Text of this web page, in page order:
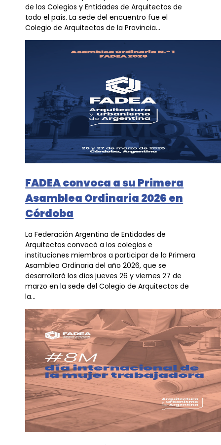
de los Colegios y Entidades de Arquitectos de
todo el país. La sede del encuentro fue el
Colegio de Arquitectos de la Provincia...
FADEA convoca a su Primera
Asamblea Ordinaria 2026 en
Córdoba
La Federación Argentina de Entidades de
Arquitectos convocó a los colegios e
instituciones miembros a participar de la Primera
Asamblea Ordinaria del año 2026, que se
desarrollará los días jueves 26 y viernes 27 de
marzo en la sede del Colegio de Arquitectos de
la...